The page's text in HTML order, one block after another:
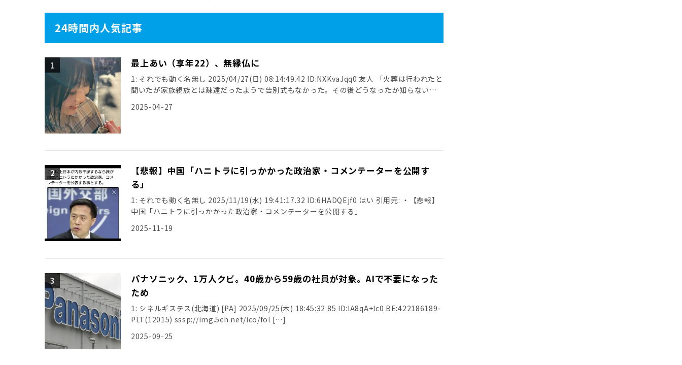
24時間内人気記事
最上あい（享年22）、無縁仏に
1: それでも動く名無し 2025/04/27(日) 08:14:49.42 ID:NXKvaJqq0 友人 「火葬は行われたと
聞いたが家族親族とは疎遠だったようで告別式もなかった。その後どうなったか知らない」
2025-04-27
【悲報】中国「ハニトラに引っかかった政治家・コメンテーターを公開す
る」
1: それでも動く名無し 2025/11/19(水) 19:41:17.32 ID:6HADQEjf0 はい 引用元: ・【悲報】
中国「ハニトラに引っかかった政治家・コメンテーターを公開する」
2025-11-19
パナソニック、1万人クビ。40歳から59歳の社員が対象。AIで不要になった
ため
1: シネルギステス(北海道) [PA] 2025/09/25(木) 18:45:32.85 ID:lA8qA+lc0 BE:422186189-
PLT(12015) sssp://img.5ch.net/ico/fol […]
2025-09-25